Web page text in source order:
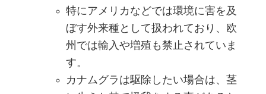
特にアメリカなどでは環境に害を及
ぼす外来種として扱われており、欧
州では輸入や増殖も禁止されていま
す。
カナムグラは駆除したい場合は、茎